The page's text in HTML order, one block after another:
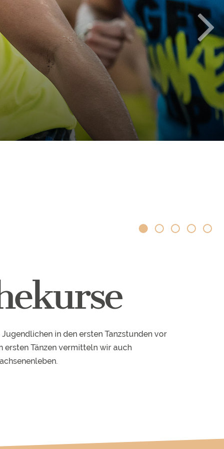
in den ersten Tanzstunden vor
ersten Tänzen vermitteln wir auch